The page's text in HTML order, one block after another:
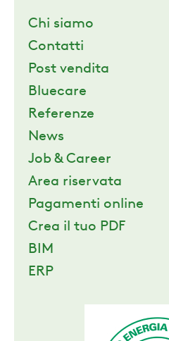
Chi siamo
Contatti
Post vendita
Bluecare
Referenze
News
Job & Career
Area riservata
Pagamenti online
Crea il tuo PDF
BIM
ERP